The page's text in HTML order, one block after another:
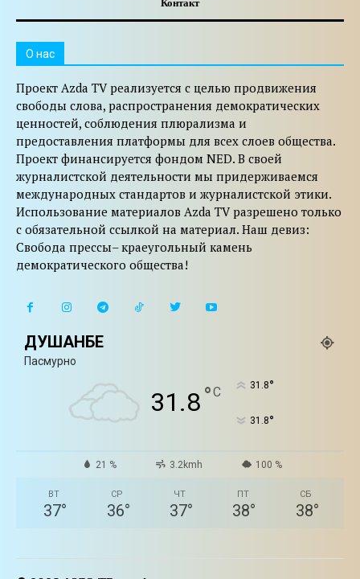
Контакт
O нас
Проект Azda TV реализуется с целью продвижения
свободы слова, распространения демократических
ценностей, соблюдения плюрализма и
предоставления платформы для всех слоев общества.
Проект финансируется фондом NED. В своей
журналистской деятельности мы придерживаемся
международных стандартов и журналистской этики.
Использование материалов Azda TV разрешено только
с обязательной ссылкой на материал. Наш девиз:
Свобода прессы– краеугольный камень
демократического общества!
ДУШАНБЕ
Пасмурно
31.8°C 31.8°
31.8°
21 % 3.2kmh 100 %
ВТ
37°
СР
36°
ЧТ
37°
ПТ
38°
СБ
38°